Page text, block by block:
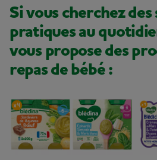
Si vous cherchez
pratiques au
vous propose des
repas de bébé :